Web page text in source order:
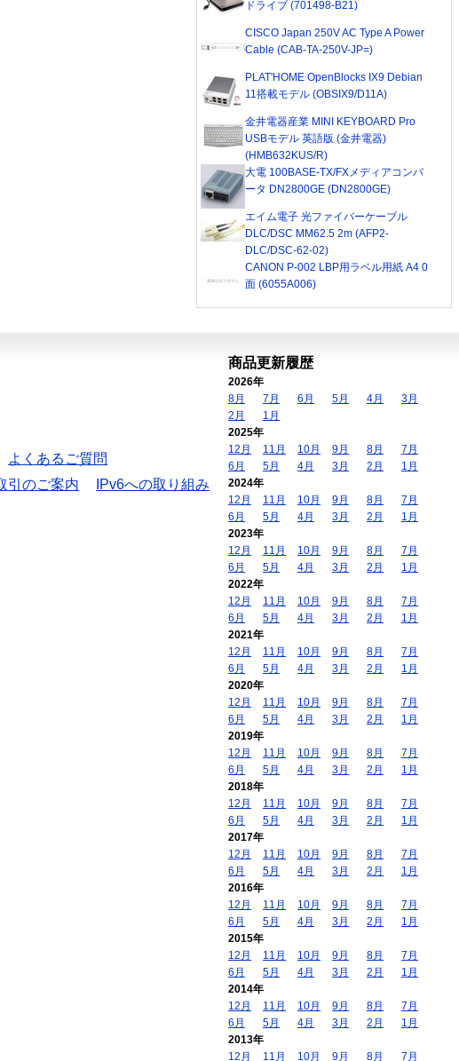
ドライブ (701498-B21)
CISCO Japan 250V AC Type A Power
Cable (CAB-TA-250V-JP=)
PLAT'HOME OpenBlocks IX9 Debian
11搭載モデル (OBSIX9/D11A)
金井電器産業 MINI KEYBOARD Pro
USBモデル 英語版 (金井電器)
(HMB632KUS/R)
大電 100BASE-TX/FXメディアコンバ
ータ DN2800GE (DN2800GE)
エイム電子 光ファイバーケーブル
DLC/DSC MM62.5 2m (AFP2-
DLC/DSC-62-02)
CANON P-002 LBP用ラベル用紙 A4 0
面 (6055A006)
よくあるご質問
引のご案内
IPv6への取り組み
商品更新履歴
2026年
8月
7月 6月 5月 4月
3月
2月
1月
2025年
12月
11月 10月 9月 8月
7月
6月
5月 4月 3月 2月
1月
2024年
12月
11月 10月 9月 8月
7月
6月
5月 4月 3月 2月
1月
2023年
12月
11月 10月 9月 8月
7月
6月
5月 4月 3月 2月
1月
2022年
12月
11月 10月 9月 8月
7月
6月
5月 4月 3月 2月
1月
2021年
12月
11月 10月 9月 8月
7月
6月
5月 4月 3月 2月
1月
2020年
12月
11月 10月 9月 8月
7月
6月
5月 4月 3月 2月
1月
2019年
12月
11月 10月 9月 8月
7月
6月
5月 4月 3月 2月
1月
2018年
12月
11月 10月 9月 8月
7月
6月
5月 4月 3月 2月
1月
2017年
12月
11月 10月 9月 8月
7月
6月
5月 4月 3月 2月
1月
2016年
12月
11月 10月 9月 8月
7月
6月
5月 4月 3月 2月
1月
2015年
12月
11月 10月 9月 8月
7月
6月
5月 4月 3月 2月
1月
2014年
12月
11月 10月 9月 8月
7月
6月
5月 4月 3月 2月
1月
2013年
12月
11月 10月 9月 8月 7月